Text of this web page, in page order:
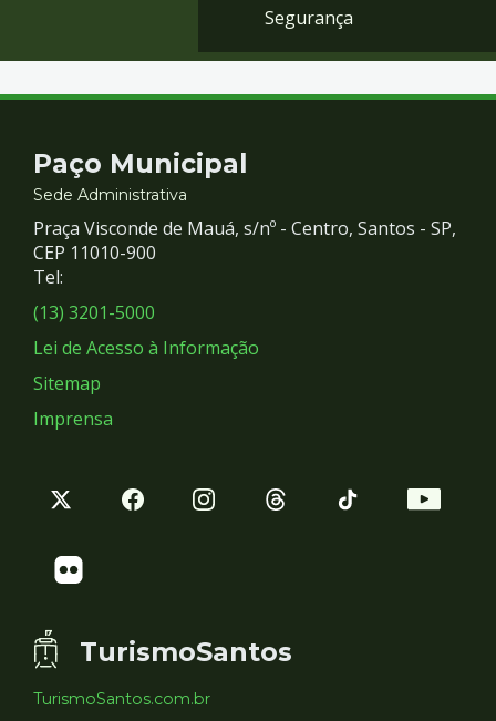
Segurança
Contato
e
Redes
Sociais
Paço Municipal
Sede Administrativa
Praça Visconde de Mauá, s/nº - Centro, Santos - SP,
CEP 11010-900
Tel:
(13) 3201-5000
Lei de Acesso à Informação
Sitemap
Imprensa
TurismoSantos
TurismoSantos.com.br